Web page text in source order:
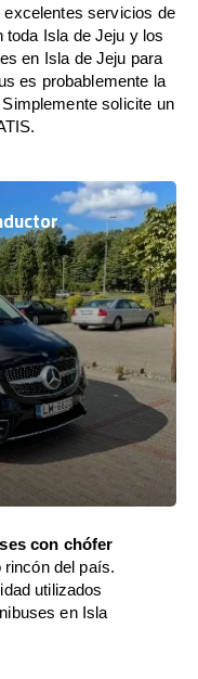
servicios de
toda Isla de Jeju y los
en Isla de Jeju para
es probablemente la
solicite un
con chófer
del país.
utilizados
en Isla